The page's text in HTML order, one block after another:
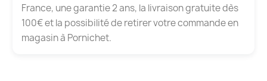
France, une garantie 2 ans, la livraison gratuite dès
100€ et la possibilité de retirer votre commande en
magasin à Pornichet.